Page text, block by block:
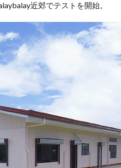
近郊でテストを開始。